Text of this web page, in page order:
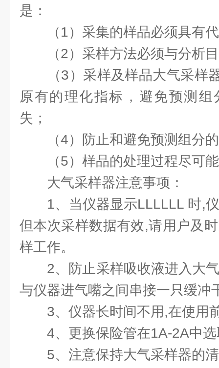
是：
（1）采集的样品必须具有代
（2）采样方法必须与分析目
（3）采样及样品大气采样
原有的理化指标，避免预测
失；
（4）防止和避免预测组分的
（5）样品的处理过程尽可能
大气采样器注意事项：
1、当仪器显示LLLLLL 时,仪
但本次采样数据有效,请用户及
样工作。
2、防止采样吸收液进入大气
与仪器进气嘴之间串接一只缓冲
3、仪器长时间不用,在使用
4、更换保险管在1A-2A中选
5、注意保持大气采样器的清